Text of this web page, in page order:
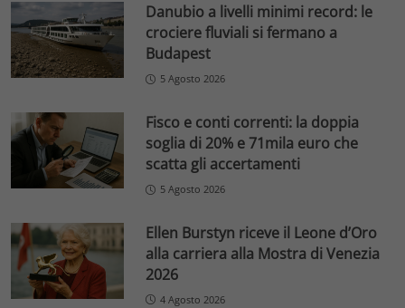
Danubio a livelli minimi record: le
crociere fluviali si fermano a
Budapest
5 Agosto 2026
Fisco e conti correnti: la doppia
soglia di 20% e 71mila euro che
scatta gli accertamenti
5 Agosto 2026
Ellen Burstyn riceve il Leone d’Oro
alla carriera alla Mostra di Venezia
2026
4 Agosto 2026